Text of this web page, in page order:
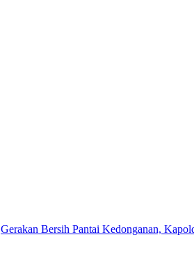
Gerakan Bersih Pantai Kedonganan,